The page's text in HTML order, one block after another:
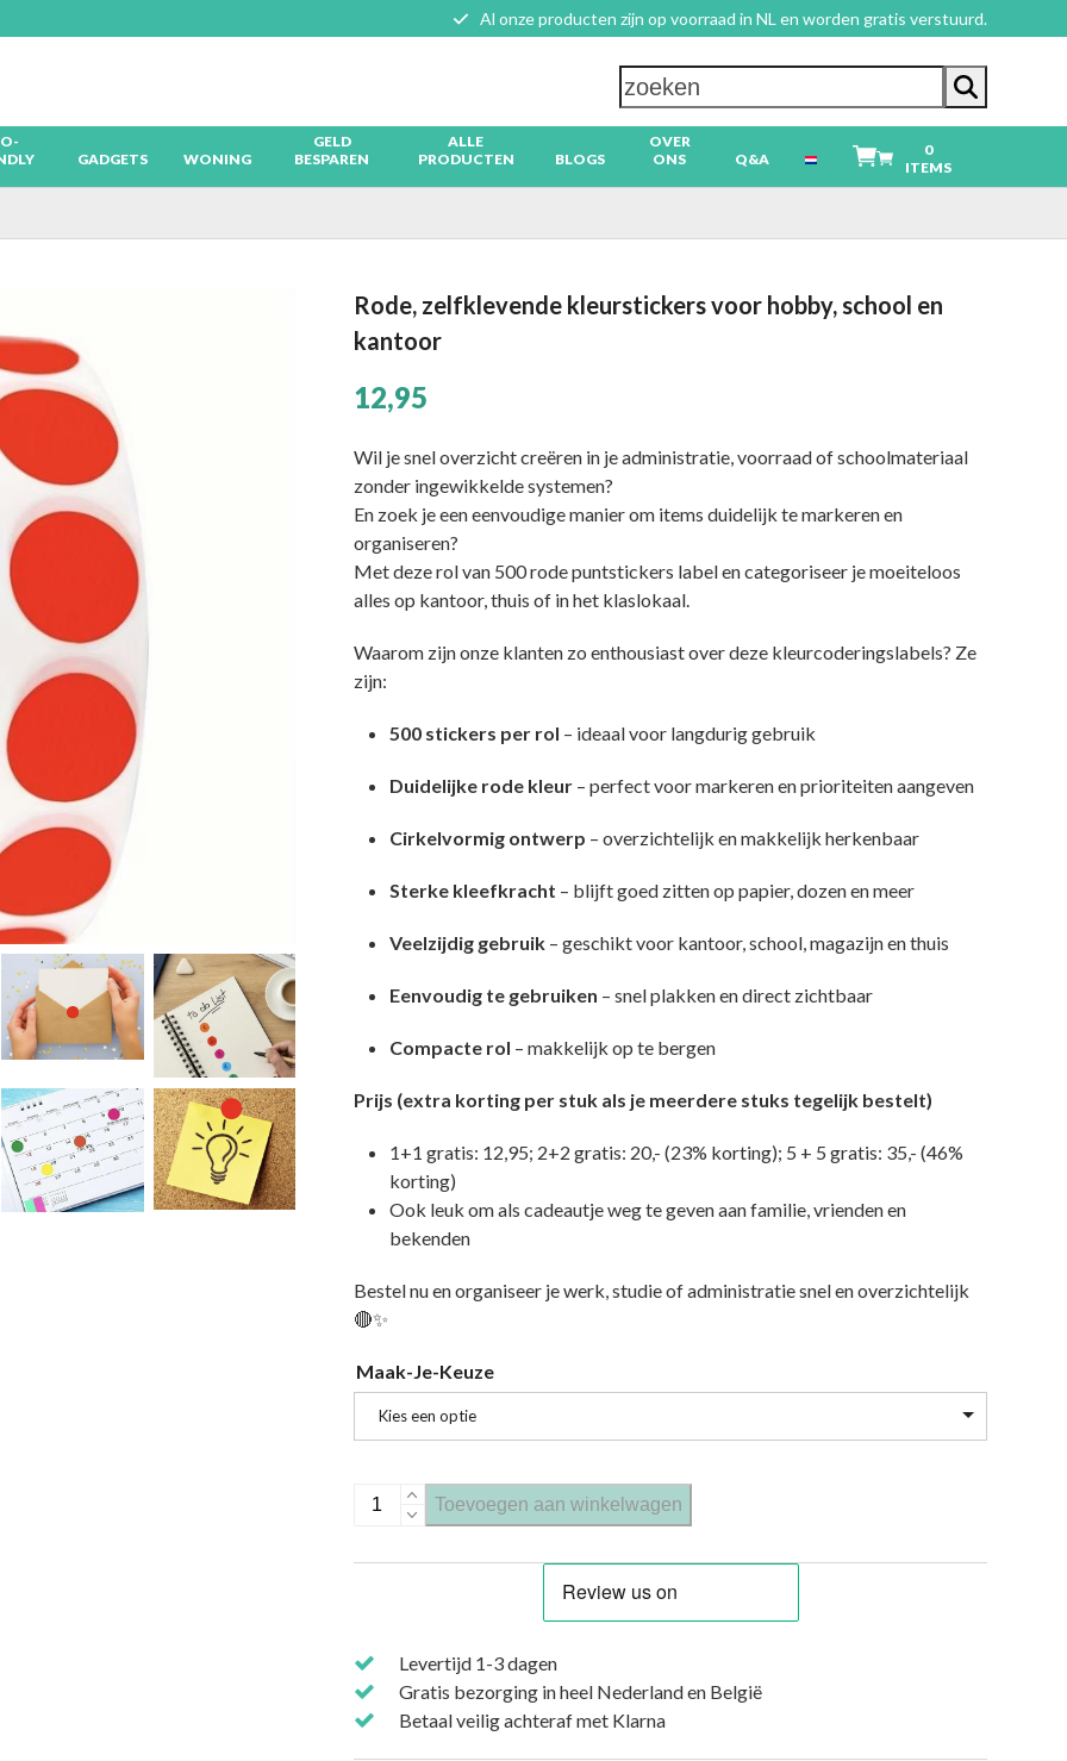
Al onze producten zijn op voorraad in NL en worden gratis verstuurd.
zoeken
GADGETS WONING
GELD
BESPAREN
ALLE
PRODUCTEN
BLOGS
OVER
ONS
Q&A
0
ITEMS
Rode, zelfklevende kleurstickers voor hobby, school en
kantoor
12,95
Wil je snel overzicht creëren in je administratie, voorraad of schoolmateriaal
zonder ingewikkelde systemen?
En zoek je een eenvoudige manier om items duidelijk te markeren en
organiseren?
Met deze rol van 500 rode puntstickers label en categoriseer je moeiteloos
alles op kantoor, thuis of in het klaslokaal.
Waarom zijn onze klanten zo enthousiast over deze kleurcoderingslabels? Ze
zijn:
500 stickers per rol – ideaal voor langdurig gebruik
Duidelijke rode kleur– perfect voor markeren en prioriteiten aangeven
Cirkelvormig ontwerp – overzichtelijk en makkelijk herkenbaar
Sterke kleefkracht – blijft goed zitten op papier, dozen en meer
Veelzijdig gebruik– geschikt voor kantoor, school, magazijn en thuis
Eenvoudig te gebruiken – snel plakken en direct zichtbaar
Compacte rol – makkelijk op te bergen
Prijs (extra korting per stuk als je meerdere stuks tegelijk bestelt)
1+1 gratis: 12,95; 2+2 gratis: 20,- (23% korting); 5 + 5 gratis: 35,- (46%
korting)
Ook leuk om als cadeautje weg te geven aan familie, vrienden en
bekenden
Bestel nu en organiseer je werk, studie of administratie snel en overzichtelijk
🔴✨
Maak-Je-Keuze
Kies een optie
Rode, zelfklevende kleurstickers voor hobby, school en kantoor aantal
Toevoegen aan winkelwagen
Levertijd 1-3 dagen
Gratis bezorging in heel Nederland en België
Betaal veilig achteraf met Klarna